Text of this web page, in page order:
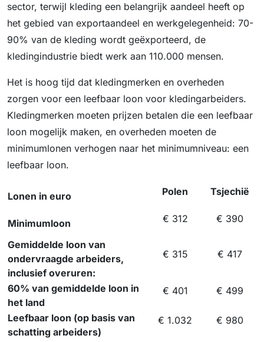
sector, terwijl kleding een belangrijk aandeel heeft op
het gebied van exportaandeel en werkgelegenheid: 70-
90% van de kleding wordt geëxporteerd, de
kledingindustrie biedt werk aan 110.000 mensen.
Het is hoog tijd dat kledingmerken en overheden
zorgen voor een leefbaar loon voor kledingarbeiders.
Kledingmerken moeten prijzen betalen die een leefbaar
loon mogelijk maken, en overheden moeten de
minimumlonen verhogen naar het minimumniveau: een
leefbaar loon.
Lonen in euro Polen Tsjechië
Minimumloon € 312 € 390
Gemiddelde loon van
ondervraagde arbeiders,
inclusief overuren:
€ 315 € 417
60% van gemiddelde loon in
het land
€ 401 € 499
Leefbaar loon (op basis van
schatting arbeiders)
€ 1.032 € 980